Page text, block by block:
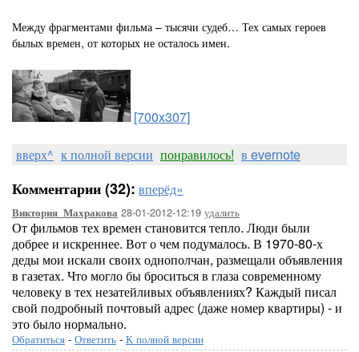
Между фрагментами фильма – тысячи судеб… Тех самых героев
былых времен, от которых не осталось имен.
[700x307]
вверх^ к полной версии понравилось! в evernote
Комментарии (32): вперёд»
Виктория_Махракова 28-01-2012-12:19 удалить
От фильмов тех времен становится тепло. Люди были
добрее и искреннее. Вот о чем подумалось. В 1970-80-х
деды мои искали своих однополчан, размещали объявления
в газетах. Что могло бы броситься в глаза современному
человеку в тех незатейливых объявлениях? Каждый писал
свой подробный почтовый адрес (даже номер квартиры) - и
это было нормально.
Обратиться - Ответить - К полной версии